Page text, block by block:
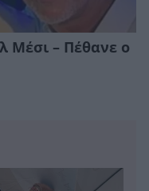
Μέσι – Πέθανε ο